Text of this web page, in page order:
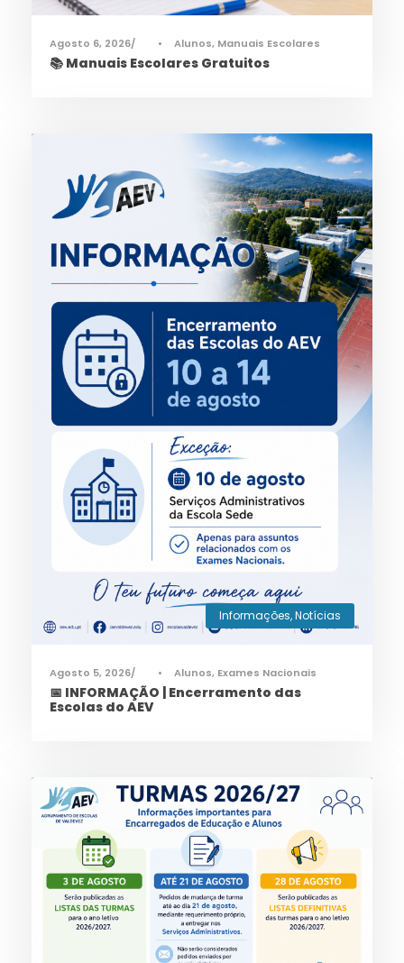
Agosto 6, 2026 • Alunos, Manuais Escolares
📚 Manuais Escolares Gratuitos
Informações,Notícias
Agosto 5, 2026 • Alunos, Exames Nacionais
📅 INFORMAÇÃO | Encerramento das
Escolas do AEV